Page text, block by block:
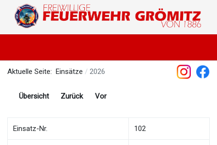
Aktuelle Seite: Einsätze 2026
Übersicht Zurück Vor
Einsatz-Nr. 102